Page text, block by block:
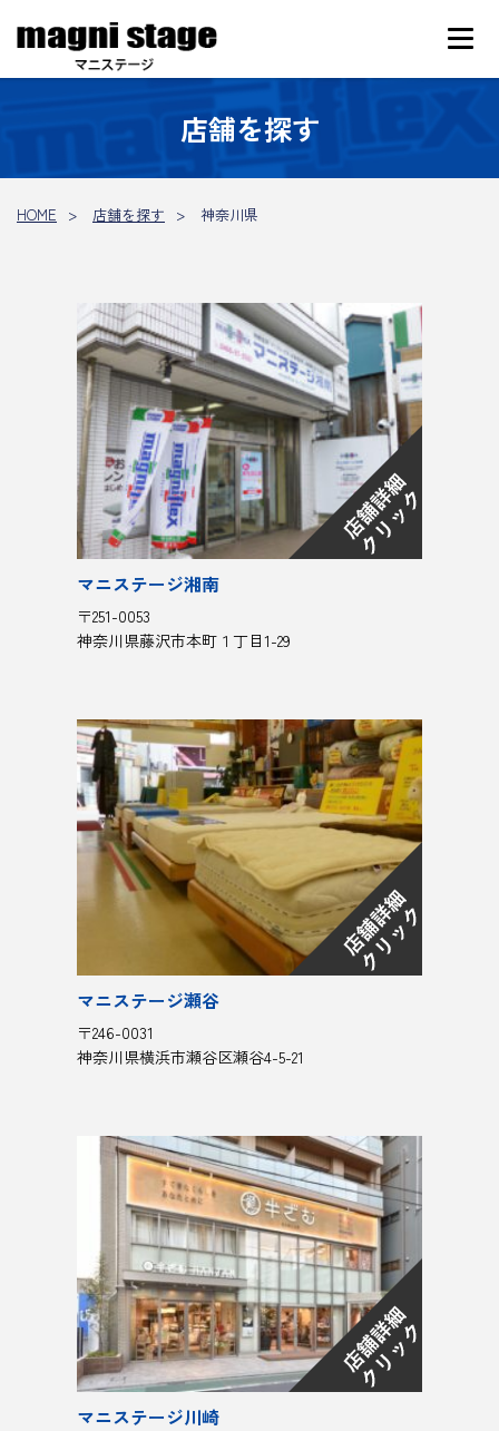
店舗を探す
HOME 店舗を探す 神奈川県
マニステージ湘南
〒251-0053
神奈川県藤沢市本町１丁目1-29
マニステージ瀬谷
〒246-0031
神奈川県横浜市瀬谷区瀬谷4-5-21
マニステージ川崎